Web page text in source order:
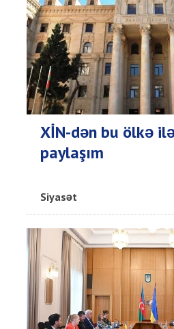
XİN-dən bu ölkə
paylaşım
Siyasət